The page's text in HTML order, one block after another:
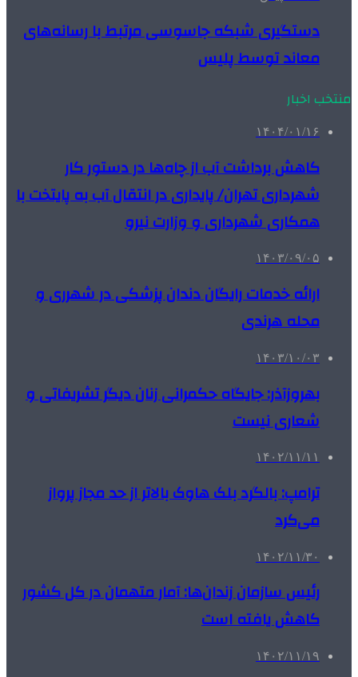
دستگیری شبکه جاسوسی مرتبط با رسانه‌های
معاند توسط پلیس
منتخب اخبار
۱۴۰۴/۰۱/۱۶
کاهش برداشت آب از چاه‌ها در دستور کار
شهرداری تهران/ پایداری در انتقال آب به پایتخت با
همکاری شهرداری و وزارت نیرو
۱۴۰۳/۰۹/۰۵
ارائه خدمات رایگان دندان پزشکی در شهرری و
محله هرندی
۱۴۰۳/۱۰/۰۳
بهروزآذر: جایگاه حکمرانی زنان دیگر تشریفاتی و
شعاری نیست
۱۴۰۲/۱۱/۱۱
ترامپ: بالگرد بلک‌ هاوک بالاتر از حد مجاز پرواز
می‌کرد
۱۴۰۲/۱۱/۳۰
رئیس سازمان زندان‌ها: آمار متهمان در کل کشور
کاهش یافته است
۱۴۰۲/۱۱/۱۹